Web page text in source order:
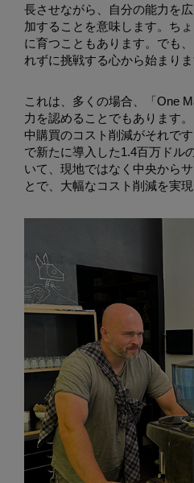
長させながら、自分の能力を
加することを意味します。ち
に育つこともあります。でも
れずに挑戦する心から始まりま
これは、多くの場合、「One
力を認めることでもあります
中購買のコスト削減がそれで
で新たに導入した1.4百万ドル
いて、現地ではなく中央から
とで、大幅なコスト削減を実現